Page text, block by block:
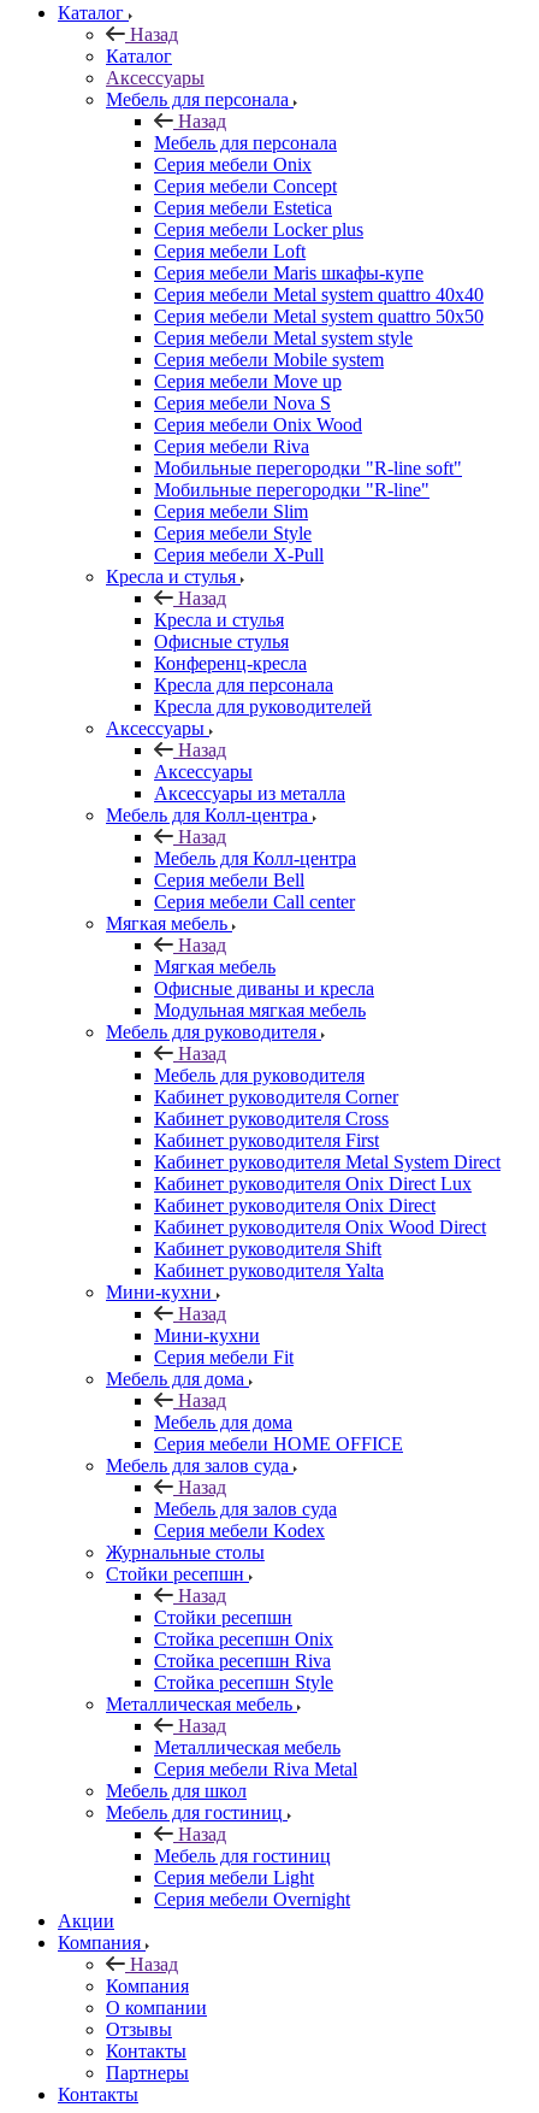
Каталог
Назад
Каталог
Аксессуары
Мебель для персонала
Назад
Мебель для персонала
Серия мебели Onix
Серия мебели Concept
Серия мебели Estetica
Серия мебели Locker plus
Серия мебели Loft
Серия мебели Maris шкафы-купе
Серия мебели Metal system quattro 40x40
Серия мебели Metal system quattro 50x50
Серия мебели Metal system style
Серия мебели Mobile system
Серия мебели Move up
Серия мебели Nova S
Серия мебели Onix Wood
Серия мебели Riva
Мобильные перегородки "R-line soft"
Мобильные перегородки "R-line"
Серия мебели Slim
Серия мебели Style
Серия мебели X-Pull
Кресла и стулья
Назад
Кресла и стулья
Офисные стулья
Конференц-кресла
Кресла для персонала
Кресла для руководителей
Аксессуары
Назад
Аксессуары
Аксессуары из металла
Мебель для Колл-центра
Назад
Мебель для Колл-центра
Серия мебели Bell
Серия мебели Call center
Мягкая мебель
Назад
Мягкая мебель
Офисные диваны и кресла
Модульная мягкая мебель
Мебель для руководителя
Назад
Мебель для руководителя
Кабинет руководителя Corner
Кабинет руководителя Cross
Кабинет руководителя First
Кабинет руководителя Metal System Direct
Кабинет руководителя Onix Direct Lux
Кабинет руководителя Onix Direct
Кабинет руководителя Onix Wood Direct
Кабинет руководителя Shift
Кабинет руководителя Yalta
Мини-кухни
Назад
Мини-кухни
Серия мебели Fit
Мебель для дома
Назад
Мебель для дома
Серия мебели HOME OFFICE
Мебель для залов суда
Назад
Мебель для залов суда
Серия мебели Kodex
Журнальные столы
Стойки ресепшн
Назад
Стойки ресепшн
Стойка ресепшн Onix
Стойка ресепшн Riva
Стойка ресепшн Style
Металлическая мебель
Назад
Металлическая мебель
Серия мебели Riva Metal
Мебель для школ
Мебель для гостиниц
Назад
Мебель для гостиниц
Серия мебели Light
Серия мебели Overnight
Акции
Компания
Назад
Компания
О компании
Отзывы
Контакты
Партнеры
Контакты